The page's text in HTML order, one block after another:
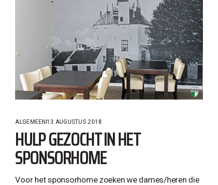
ALGEMEEN13 AUGUSTUS 2018
HULP GEZOCHT IN HET
SPONSORHOME
Voor het sponsorhome zoeken we dames/heren die